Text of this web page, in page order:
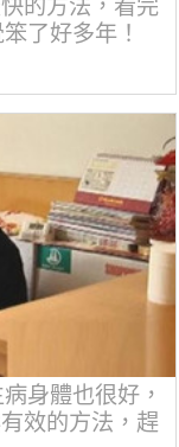
的方法，看完
了好多年！
身體也很好，
效的方法，趕